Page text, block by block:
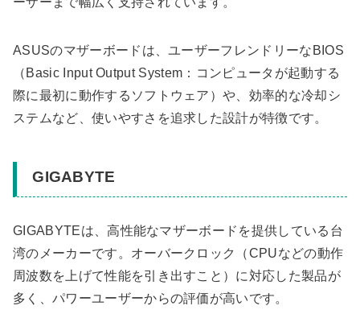
ASUSのマザーボードは、ユーザーフレンドリーなBIOS
（Basic Input Output System：コンピュータが起動する
際に最初に動作するソフトウェア）や、効率的な冷却シ
ステムなど、使いやすさを追求した設計が特徴です。
GIGABYTE
GIGABYTEは、高性能なマザーボードを提供している台
湾のメーカーです。オーバークロック（CPUなどの動作
周波数を上げて性能を引き出すこと）に対応した製品が
多く、パワーユーザーからの評価が高いです。